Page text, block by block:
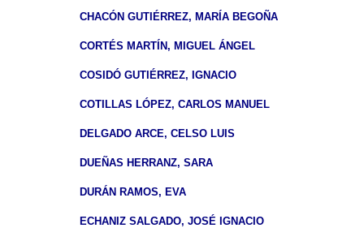
CHACÓN GUTIÉRREZ, MARÍA BEGOÑA
CORTÉS MARTÍN, MIGUEL ÁNGEL
COSIDÓ GUTIÉRREZ, IGNACIO
COTILLAS LÓPEZ, CARLOS MANUEL
DELGADO ARCE, CELSO LUIS
DUEÑAS HERRANZ, SARA
DURÁN RAMOS, EVA
ECHANIZ SALGADO, JOSÉ IGNACIO